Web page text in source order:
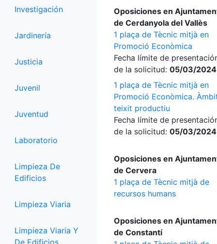
Investigación
Jardinería
Justicia
Juvenil
Juventud
Laboratorio
Limpieza De
Edificios
Limpieza Viaria
Limpieza Viaria Y
De Edificios
Oposiciones en
de Cerdanyola del Vallès
1 plaça de Tècnic mitjà en
Promoció Econòmica
Fecha límite de
de la solicitud: 05/03/2024
1 plaça de Tècnic mitjà en
Promoció Econòmica.
teixit productiu
Fecha límite de
de la solicitud: 05/03/2024
Oposiciones en
de Cervera
1 plaça de Tècnic mitjà de
recursos humans
Oposiciones en
de Constantí